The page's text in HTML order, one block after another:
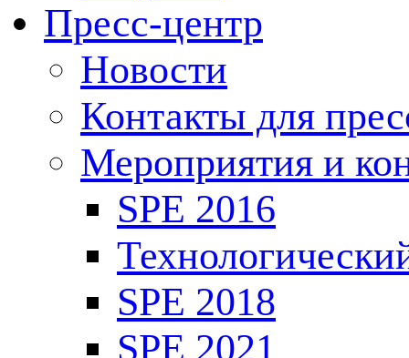
Пресс-центр
Новости
Контакты для
Мероприятия и
SPE 2016
SPE 2018
SPE 2021